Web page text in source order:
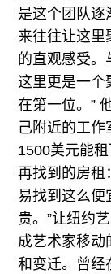
是这个团队逐
来往往让这里
的直观感受。
这里更是一个
在第一位。”
己附近的工作
1500美元能
再找到的房租
易找到这么便
贵。”让纽约
成艺术家移动
和变迁。曾经